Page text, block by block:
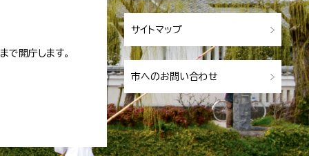
開庁します。
サイトマップ
市へのお問い合わせ